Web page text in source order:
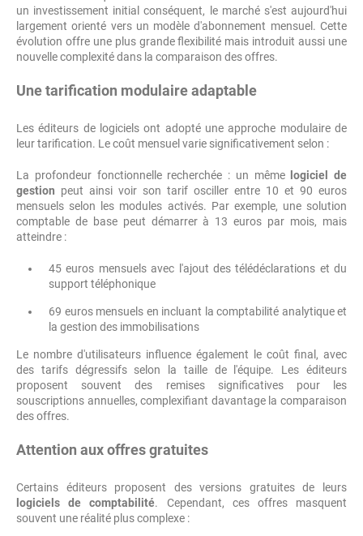
un investissement initial conséquent, le marché s'est aujourd'hui
largement orienté vers un modèle d'abonnement mensuel. Cette
évolution offre une plus grande flexibilité mais introduit aussi une
nouvelle complexité dans la comparaison des offres.
Une tarification modulaire adaptable
Les éditeurs de logiciels ont adopté une approche modulaire de
leur tarification. Le coût mensuel varie significativement selon :
La profondeur fonctionnelle recherchée : un même
logiciel de
gestion peut ainsi voir son tarif osciller entre 10 et 90 euros
mensuels selon les modules activés. Par exemple, une solution
comptable de base peut démarrer à 13 euros par mois, mais
atteindre :
45 euros mensuels avec l'ajout des télédéclarations et du
support téléphonique
69 euros mensuels en incluant la comptabilité analytique et
la gestion des immobilisations
Le nombre d'utilisateurs influence également le coût final, avec
des tarifs dégressifs selon la taille de l'équipe. Les éditeurs
proposent souvent des remises significatives pour les
souscriptions annuelles, complexifiant davantage la comparaison
des offres.
Attention aux offres gratuites
Certains éditeurs proposent des versions gratuites de leurs
logiciels de comptabilité. Cependant, ces offres masquent
souvent une réalité plus complexe :